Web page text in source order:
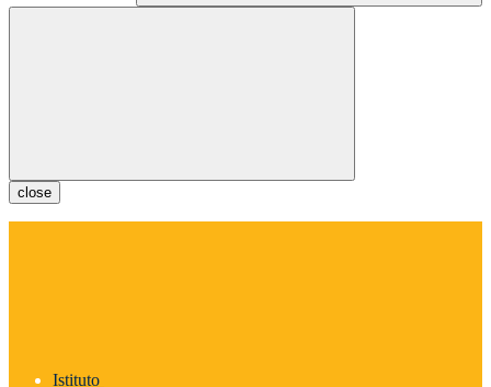
close
Istituto